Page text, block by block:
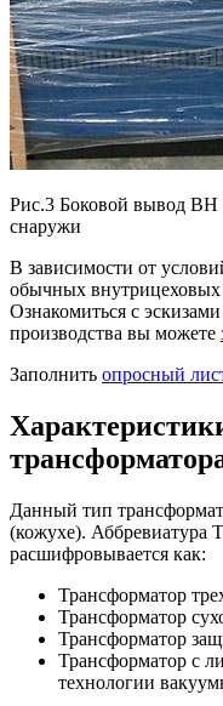
Рис.3 Боковой вывод
снаружи
В зависимости от
обычных внутрицеховых
Ознакомиться с
производства вы можете
Заполнить опросный
Данный тип
(кожухе). Аббревиатура
расшифровывается как:
Трансформатор
Трансформатор
Трансформатор
Трансформатор с
технологии